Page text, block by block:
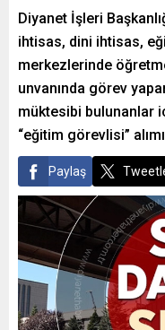
Diyanet İşleri
ihtisas, dini ihtisas,
merkezlerinde
unvanında görev
müktesibi bulunanlar
“eğitim görevlisi”
Paylaş